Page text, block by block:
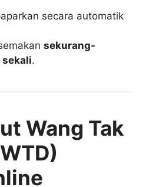
secara automatik
sekurang-
.
Wang Tak